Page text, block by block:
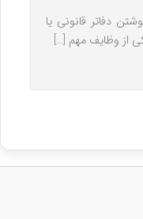
دفاتر قانونی یا